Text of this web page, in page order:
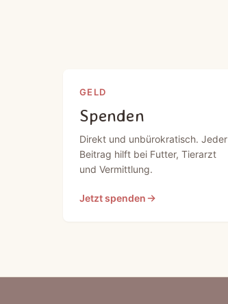
GELD
Spenden
Direkt und unbürokratisch. Jeder
Beitrag hilft bei Futter, Tierarzt
und Vermittlung.
Jetzt spenden